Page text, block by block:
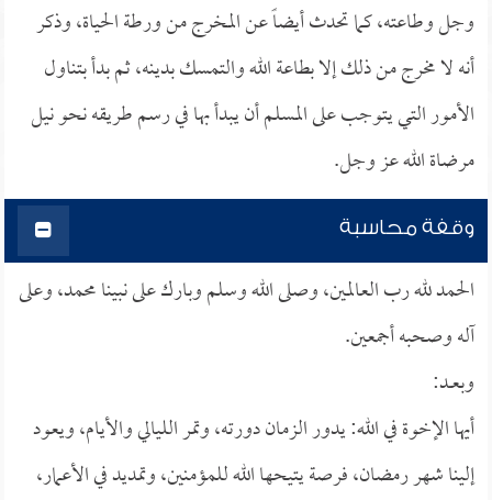
وجل وطاعته، كما تحدث أيضاً عن المخرج من ورطة الحياة، وذكر
أنه لا مخرج من ذلك إلا بطاعة الله والتمسك بدينه، ثم بدأ بتناول
الأمور التي يتوجب على المسلم أن يبدأ بها في رسم طريقه نحو نيل
مرضاة الله عز وجل.
وقفة محاسبة
الحمد لله رب العالمين، وصلى الله وسلم وبارك على نبينا محمد، وعلى
آله وصحبه أجمعين.
وبعــد:
أيها الإخوة في الله: يدور الزمان دورته، وتمر الليالي والأيام، ويعود
إلينا شهر رمضان، فرصة يتيحها الله للمؤمنين، وتمديد في الأعمار،